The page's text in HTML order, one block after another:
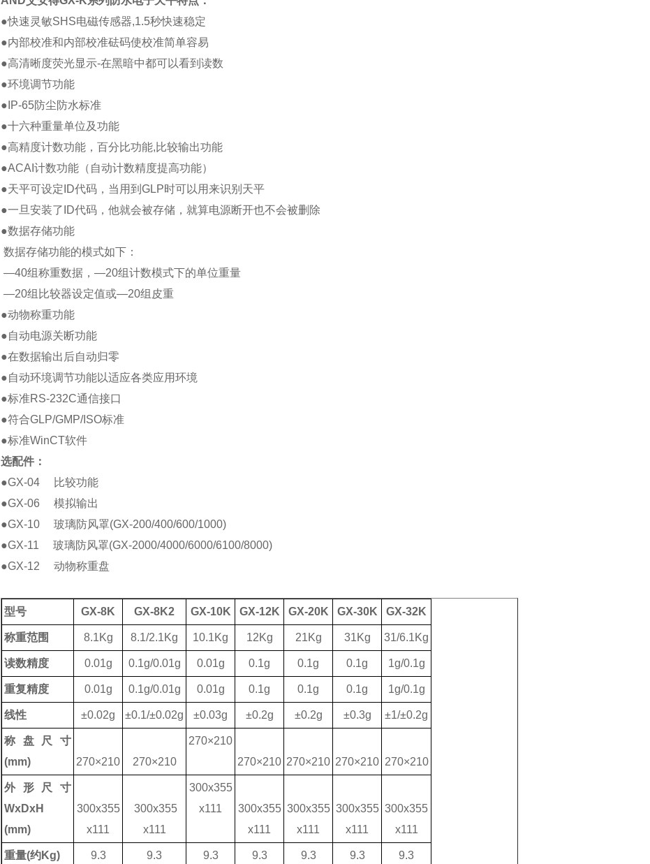
●快速灵敏SHS电磁传感器,1.5秒快速稳定
●内部校准和内部校准砝码使校准简单容易
●高清晰度荧光显示-在黑暗中都可以看到读数
●环境调节功能
●IP-65防尘防水标准
●十六种重量单位及功能
●高精度计数功能，百分比功能,比较输出功能
●ACAI计数功能（自动计数精度提高功能）
●天平可设定ID代码，当用到GLP时可以用来识别天平
●一旦安装了ID代码，他就会被存储，就算电源断开也不会被删除
●数据存储功能
数据存储功能的模式如下：
—40组称重数据，—20组计数模式下的单位重量
—20组比较器设定值或—20组皮重
●动物称重功能
●自动电源关断功能
●在数据输出后自动归零
●自动环境调节功能以适应各类应用环境
●标准RS-232C通信接口
●符合GLP/GMP/ISO标准
●标准WinCT软件
选配件：
●GX-04 比较功能
●GX-06 模拟输出
●GX-10 玻璃防风罩(GX-200/400/600/1000)
●GX-11 玻璃防风罩(GX-2000/4000/6000/6100/8000)
●GX-12 动物称重盘
型号 GX-8K GX-8K2 GX-10K GX-12K GX-20K GX-30K GX-32K
称重范围 8.1Kg 8.1/2.1Kg 10.1Kg 12Kg 21Kg 31Kg 31/6.1Kg
读数精度 0.01g 0.1g/0.01g 0.01g 0.1g 0.1g 0.1g 1g/0.1g
重复精度 0.01g 0.1g/0.01g 0.01g 0.1g 0.1g 0.1g 1g/0.1g
线性 ±0.02g ±0.1/±0.02g ±0.03g ±0.2g ±0.2g ±0.3g ±1/±0.2g
称盘尺寸
(mm)
270×210 270×210
270×210
270×210 270×210 270×210 270×210
外形尺寸
WxDxH
(mm)
300x355
x111
300x355
x111
300x355
x111
300x355
x111
300x355
x111
300x355
x111
300x355
x111
重量(约Kg) 9.3 9.3 9.3 9.3 9.3 9.3 9.3